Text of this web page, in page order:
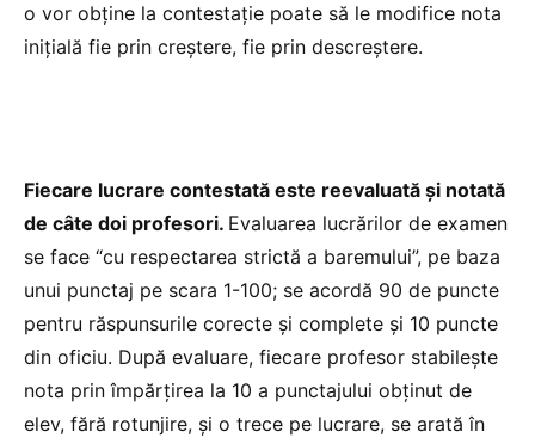
o vor obține la contestație poate să le modifice nota
inițială fie prin creștere, fie prin descreștere.
Fiecare lucrare contestată este reevaluată și notată
de câte doi profesori. Evaluarea lucrărilor de examen
se face “cu respectarea strictă a baremului”, pe baza
unui punctaj pe scara 1-100; se acordă 90 de puncte
pentru răspunsurile corecte și complete și 10 puncte
din oficiu. După evaluare, fiecare profesor stabilește
nota prin împărțirea la 10 a punctajului obținut de
elev, fără rotunjire, și o trece pe lucrare, se arată în